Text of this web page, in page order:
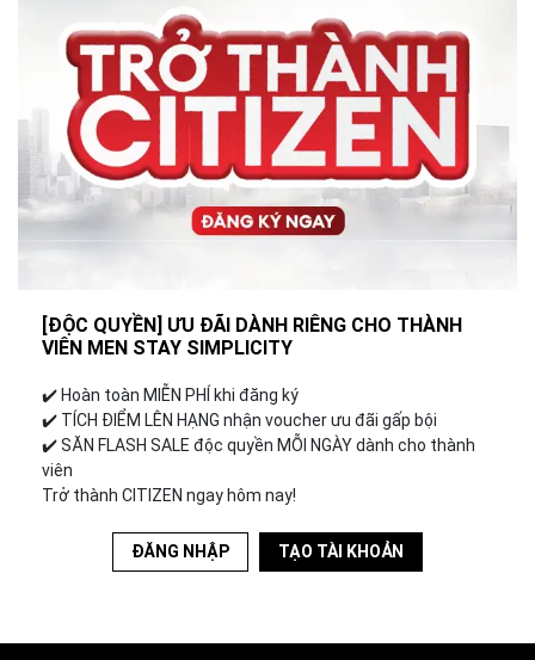
[ĐỘC QUYỀN] ƯU ĐÃI DÀNH RIÊNG CHO THÀNH
VIÊN MEN STAY SIMPLICITY
✔️︎ Hoàn toàn MIỄN PHÍ khi đăng ký
✔️︎ TÍCH ĐIỂM LÊN HẠNG nhận voucher ưu đãi gấp bội
✔️︎ SĂN FLASH SALE độc quyền MỖI NGÀY dành cho thành
viên
Trở thành CITIZEN ngay hôm nay!
ĐĂNG NHẬP TẠO TÀI KHOẢN